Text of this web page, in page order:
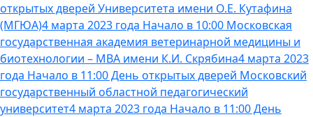
открытых дверей Университета имени О.Е. Кутафина
(МГЮА)4 марта 2023 года Начало в 10:00 Московская
государственная академия ветеринарной медицины и
биотехнологии – МВА имени К.И. Скрябина4 марта 2023
года Начало в 11:00 День открытых дверей Московский
государственный областной педагогический
университет4 марта 2023 года Начало в 11:00 День